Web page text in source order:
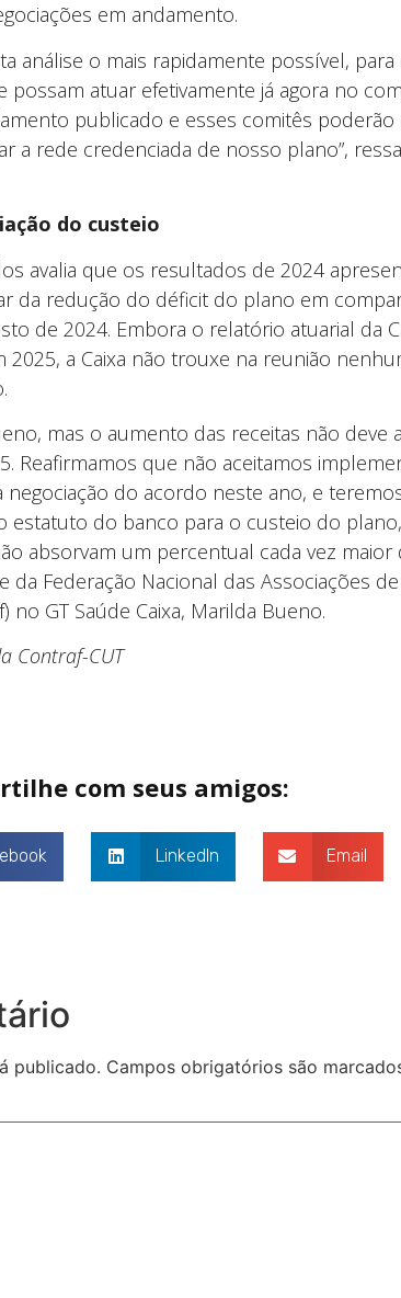
em andamento.
análise o mais rapidamente possível,
atuar efetivamente já agora no
publicado e esses comitês poderão
a rede credenciada de nosso plano”,
do custeio
avalia que os resultados de 2024
da redução do déficit do plano em
de 2024. Embora o relatório atuarial da
a Caixa não trouxe na reunião
mas o aumento das receitas não deve
Reafirmamos que não aceitamos
do acordo neste ano, e
estatuto do banco para o custeio do
absorvam um percentual cada vez
da Federação Nacional das Associações
no GT Saúde Caixa, Marilda Bueno.
Contraf-CUT
com seus amigos:
LinkedIn Email
publicado. Campos obrigatórios são